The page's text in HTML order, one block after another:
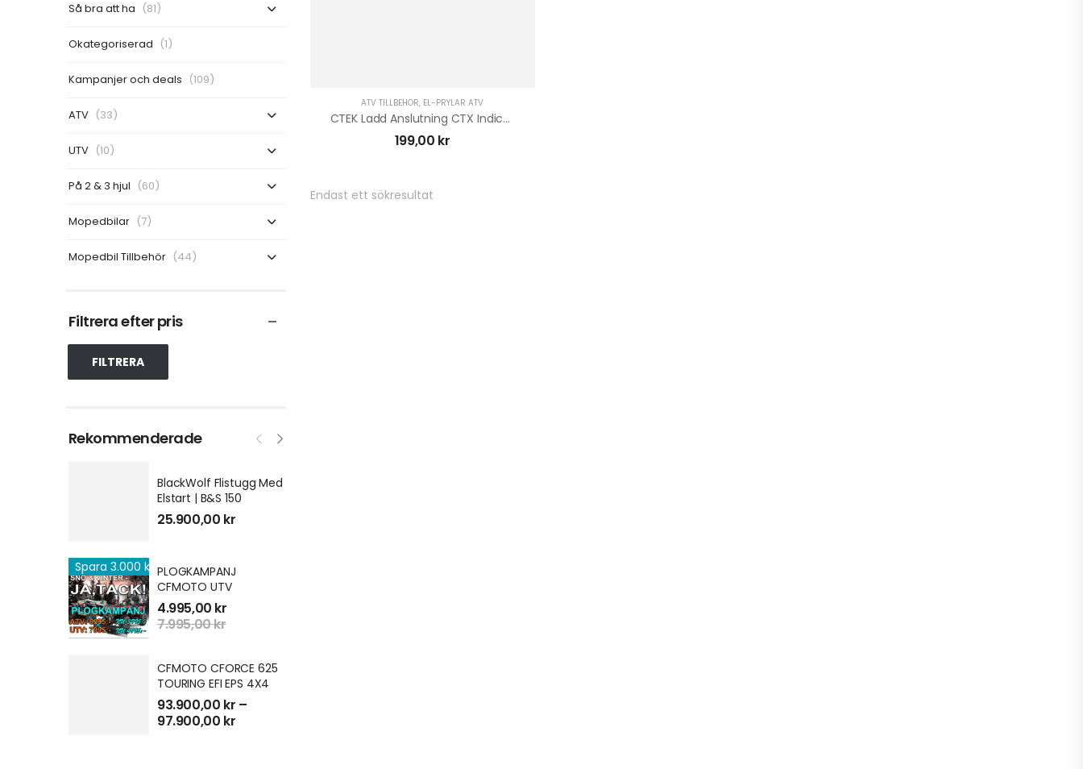
Så bra att ha (81)
Okategoriserad (1)
Kampanjer och deals (109)
ATV (33)
UTV (10)
På 2 & 3 hjul (60)
Mopedbilar (7)
Mopedbil Tillbehör (44)
Filtrera efter pris
FILTRERA
Rekommenderade
BlackWolf Flistugg Med
Elstart | B&S 150
25.900,00 kr
Spara 3.000 kr PLOGKAMPANJ
CFMOTO UTV
4.995,00 kr
7.995,00kr
CFMOTO CFORCE 625
TOURING EFI EPS 4X4
93.900,00 kr –
97.900,00 kr
ATV TILLBEHÖR, EL-PRYLAR ATV
CTEK Ladd Anslutning CTX Indicator Eyelet M8
199,00 kr
Endast ett sökresultat